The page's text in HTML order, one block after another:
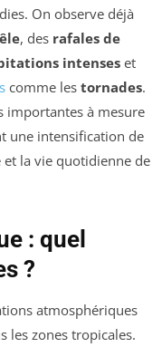
On observe déjà
, des rafales de
intenses et
comme les tornades.
importantes à mesure
une intensification de
et la vie quotidienne de
: quel
?
atmosphériques
les zones tropicales.